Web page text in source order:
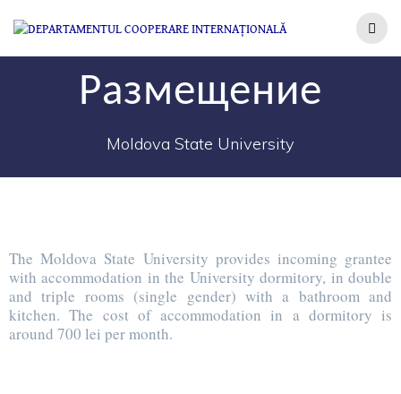
Размещение
Moldova State University
The Moldova State University provides incoming grantee
with accommodation in the University dormitory, in double
and triple rooms (single gender) with a bathroom and
kitchen. The cost of accommodation in a dormitory is
around 700 lei per month.